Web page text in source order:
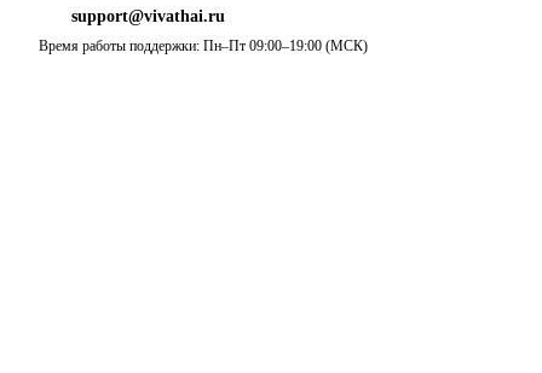
support@vivathai.ru
Время работы поддержки: Пн–Пт 09:00–19:00 (МСК)